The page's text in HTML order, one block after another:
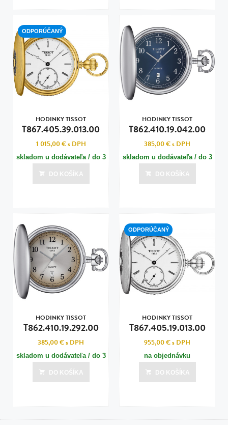
ODPORÚČANÝ
HODINKY TISSOT
T867.405.39.013.00
1 015,00 €s DPH
skladom u dodávateľa / do 3
dní
Posledná aktualizácia dnes o 16:00
DO KOŠÍKA
HODINKY TISSOT
T862.410.19.042.00
385,00 €s DPH
skladom u dodávateľa / do 3
dní
Posledná aktualizácia dnes o 16:00
DO KOŠÍKA
HODINKY TISSOT
T862.410.19.292.00
385,00 €s DPH
skladom u dodávateľa / do 3
dní
Posledná aktualizácia dnes o 16:00
DO KOŠÍKA
ODPORÚČANÝ
HODINKY TISSOT
T867.405.19.013.00
955,00 €s DPH
na objednávku
DO KOŠÍKA